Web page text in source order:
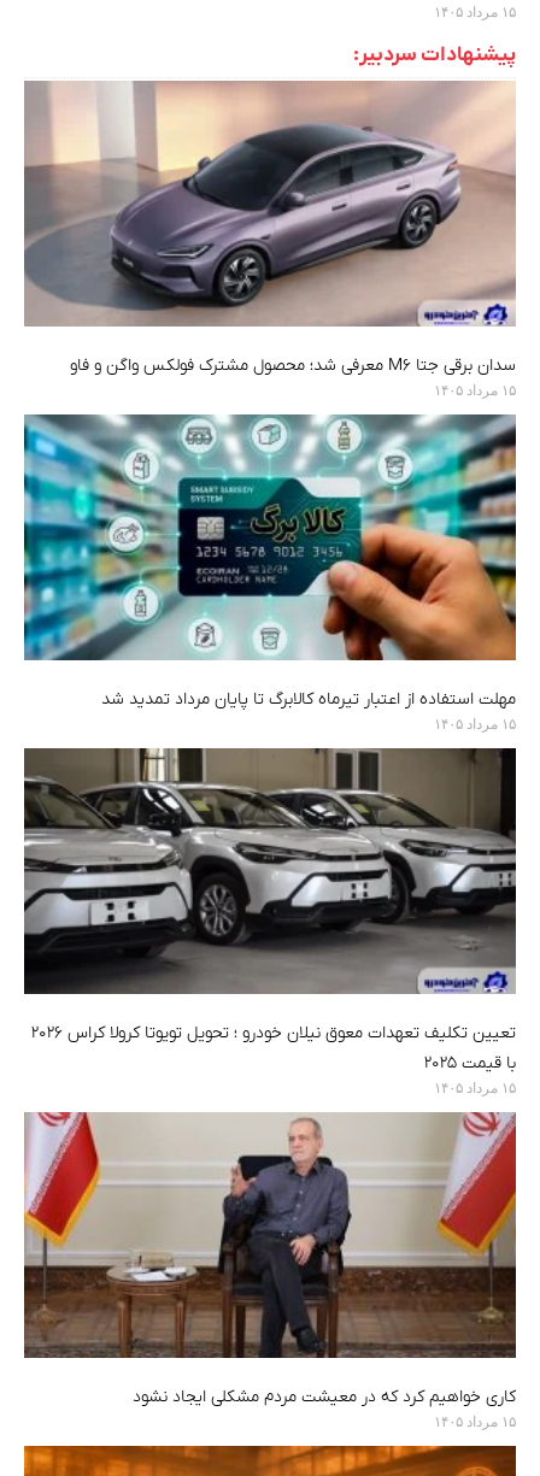
۱۵ مرداد ۱۴۰۵
پیشنهادات سردبیر:
سدان برقی جتا M6 معرفی شد؛ محصول مشترک فولکس واگن و فاو
۱۵ مرداد ۱۴۰۵
مهلت استفاده از اعتبار تیرماه کالابرگ تا پایان مرداد تمدید شد
۱۵ مرداد ۱۴۰۵
تعیین تکلیف تعهدات معوق نیلان خودرو ؛ تحویل تویوتا کرولا کراس ۲۰۲۶
با قیمت ۲۰۲۵
۱۵ مرداد ۱۴۰۵
کاری خواهیم کرد که در معیشت مردم مشکلی ایجاد نشود
۱۵ مرداد ۱۴۰۵